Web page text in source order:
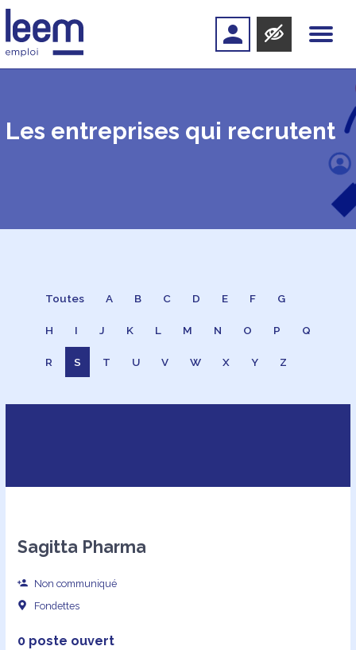
Les entreprises qui recrutent
Toutes A B C D E F G
H I J K L M N O P Q
R S T U V W X Y Z
Sagitta Pharma
Non communiqué
Fondettes
0 poste ouvert